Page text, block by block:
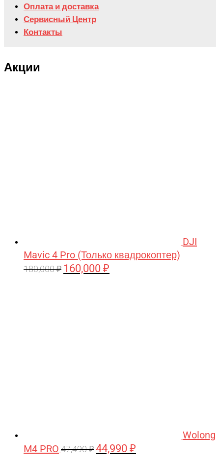
Оплата и доставка
Сервисный Центр
Контакты
Акции
DJI
Mavic 4 Pro (Только квадрокоптер)
180,000₽ Первоначальная
160,000 ₽
Wolong
M4 PRO 47,490₽ Первоначальная
44,990 ₽